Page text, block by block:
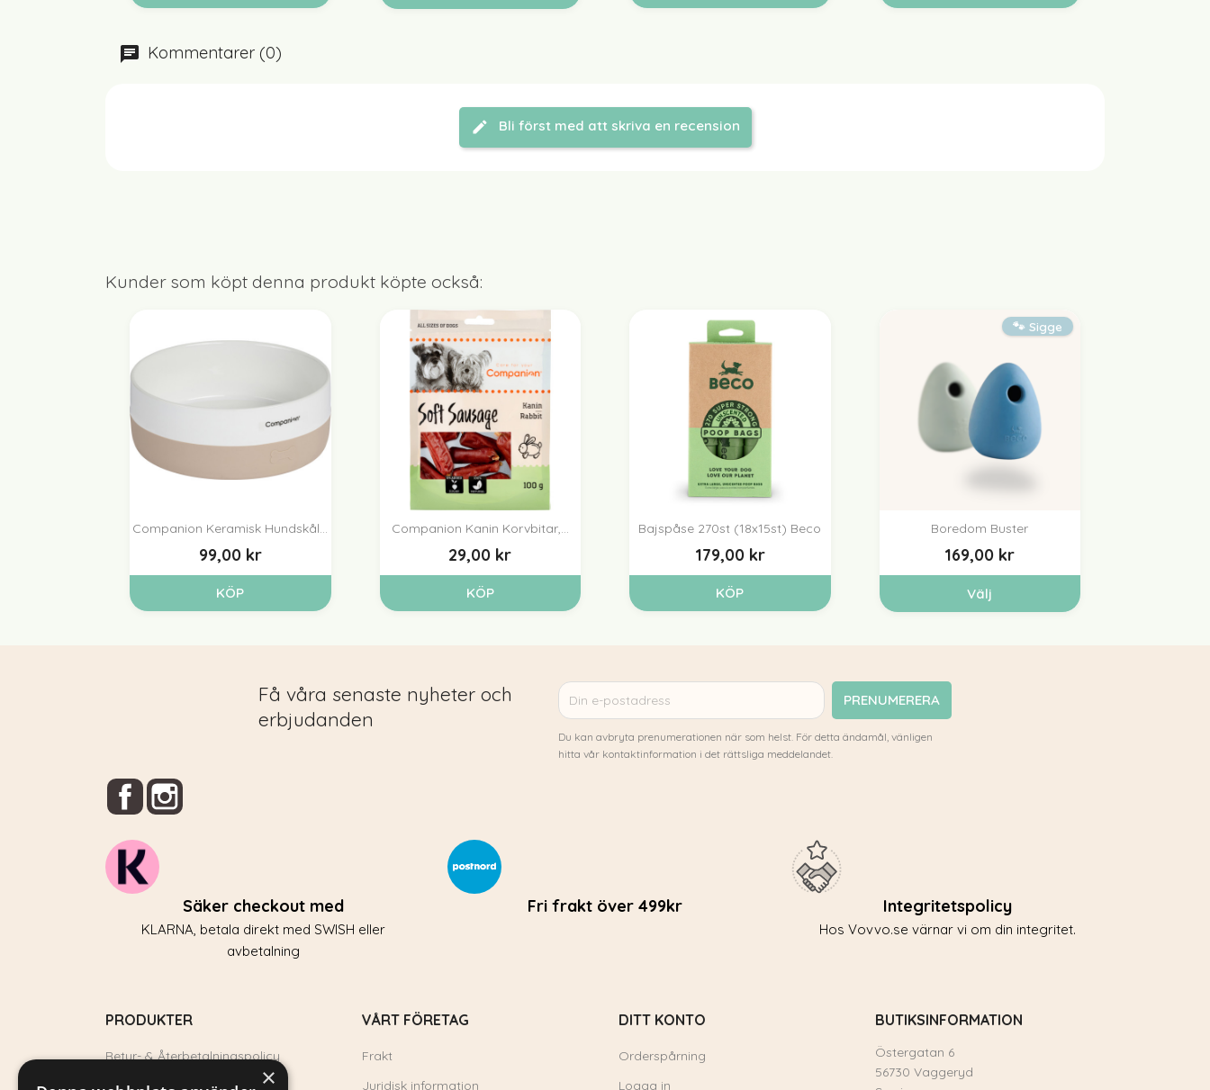
Kommentarer (0)
Bli först med att skriva en recension
Kunder som köpt denna produkt köpte också:
Snabbvy
Companion Keramisk Hundskål...
99,00 kr
KÖP
Snabbvy
Companion Kanin Korvbitar,...
29,00 kr
KÖP
Snabbvy
Bajspåse 270st (18x15st) Beco
179,00 kr
KÖP
🐾 Sigge
Snabbvy
Boredom Buster
169,00 kr
Välj
Få våra senaste nyheter och
erbjudanden
Du kan avbryta prenumerationen när som helst. För detta ändamål, vänligen
hitta vår kontaktinformation i det rättsliga meddelandet.
Facebook
Säker checkout med
KLARNA, betala direkt med SWISH eller
avbetalning
Fri frakt över 499kr Integritetspolicy
Hos Vovvo.se värnar vi om din integritet.
PRODUKTER
Retur- & Återbetalningspolicy
Rea
VÅRT FÖRETAG
Frakt
Juridisk information
DITT KONTO
Orderspårning
Logga in
BUTIKSINFORMATION
Östergatan 6
56730 Vaggeryd
×